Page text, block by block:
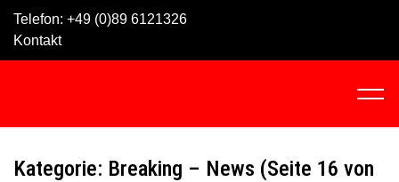
Telefon: +49 (0)89 6121326
Kontakt
C
c
Kategorie: Breaking – News (Seite 16 von